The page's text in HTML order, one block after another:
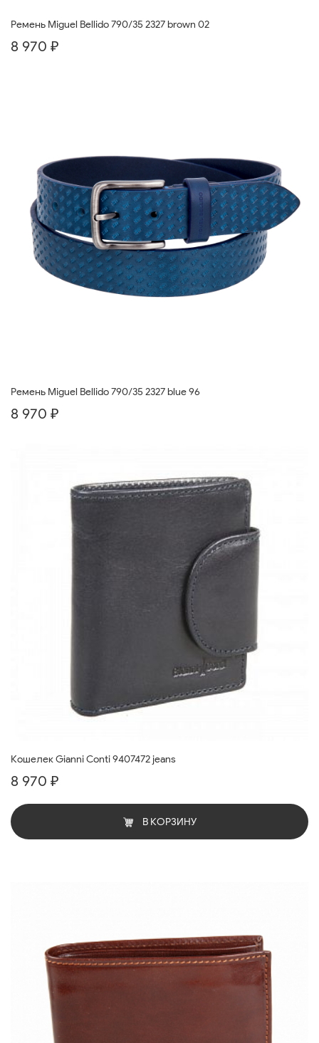
Ремень Miguel Bellido 790/35 2327 brown 02
8 970 ₽
Ремень Miguel Bellido 790/35 2327 blue 96
8 970 ₽
Кошелек Gianni Conti 9407472 jeans
8 970 ₽
В КОРЗИНУ